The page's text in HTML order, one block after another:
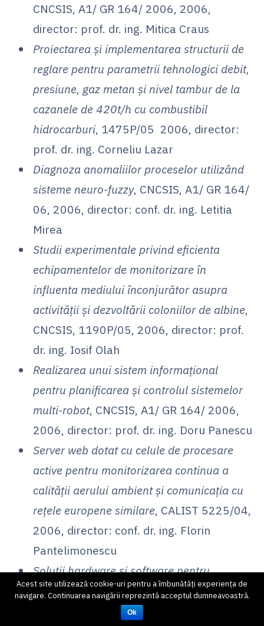
CNCSIS, A1/ GR 164/ 2006, 2006,
director: prof. dr. ing. Mitica Craus
Proiectarea și implementarea structurii de
reglare pentru parametrii tehnologici debit,
presiune, gaz metan și nivel tambur de la
cazanele de 420t/h cu combustibil
hidrocarburi, 1475P/05 2006, director:
prof. dr. ing. Corneliu Lazar
Diagnoza anomaliilor proceselor utilizând
sisteme neuro-fuzzy, CNCSIS, A1/ GR 164/
06, 2006, director: conf. dr. ing. Letitia
Mirea
Studii experimentale privind eficienta
echipamentelor de monitorizare în
influenta mediului înconjurător asupra
activității și dezvoltării coloniilor de albine,
CNCSIS, 1190P/05, 2006, director: prof.
dr. ing. Iosif Olah
Realizarea unui sistem informațional
pentru planificarea și controlul sistemelor
multi-robot, CNCSIS, A1/ GR 164/ 2006,
2006, director: prof. dr. ing. Doru Panescu
Server web dotat cu celule de procesare
active pentru monitorizarea continua a
calității aerului ambient și comunicația cu
rețele europene similare, CALIST 5225/04,
2006, director: conf. dr. ing. Florin
Pantelimonescu
Soluții hardware și software pentru
implementarea unui sistem de monitorizare
a calității apei potabile
Acest site utilizează cookie-uri pentru a îmbunătăți experiența de
navigare. Continuarea navigării reprezintă acceptul dumneavoastră.
Ok